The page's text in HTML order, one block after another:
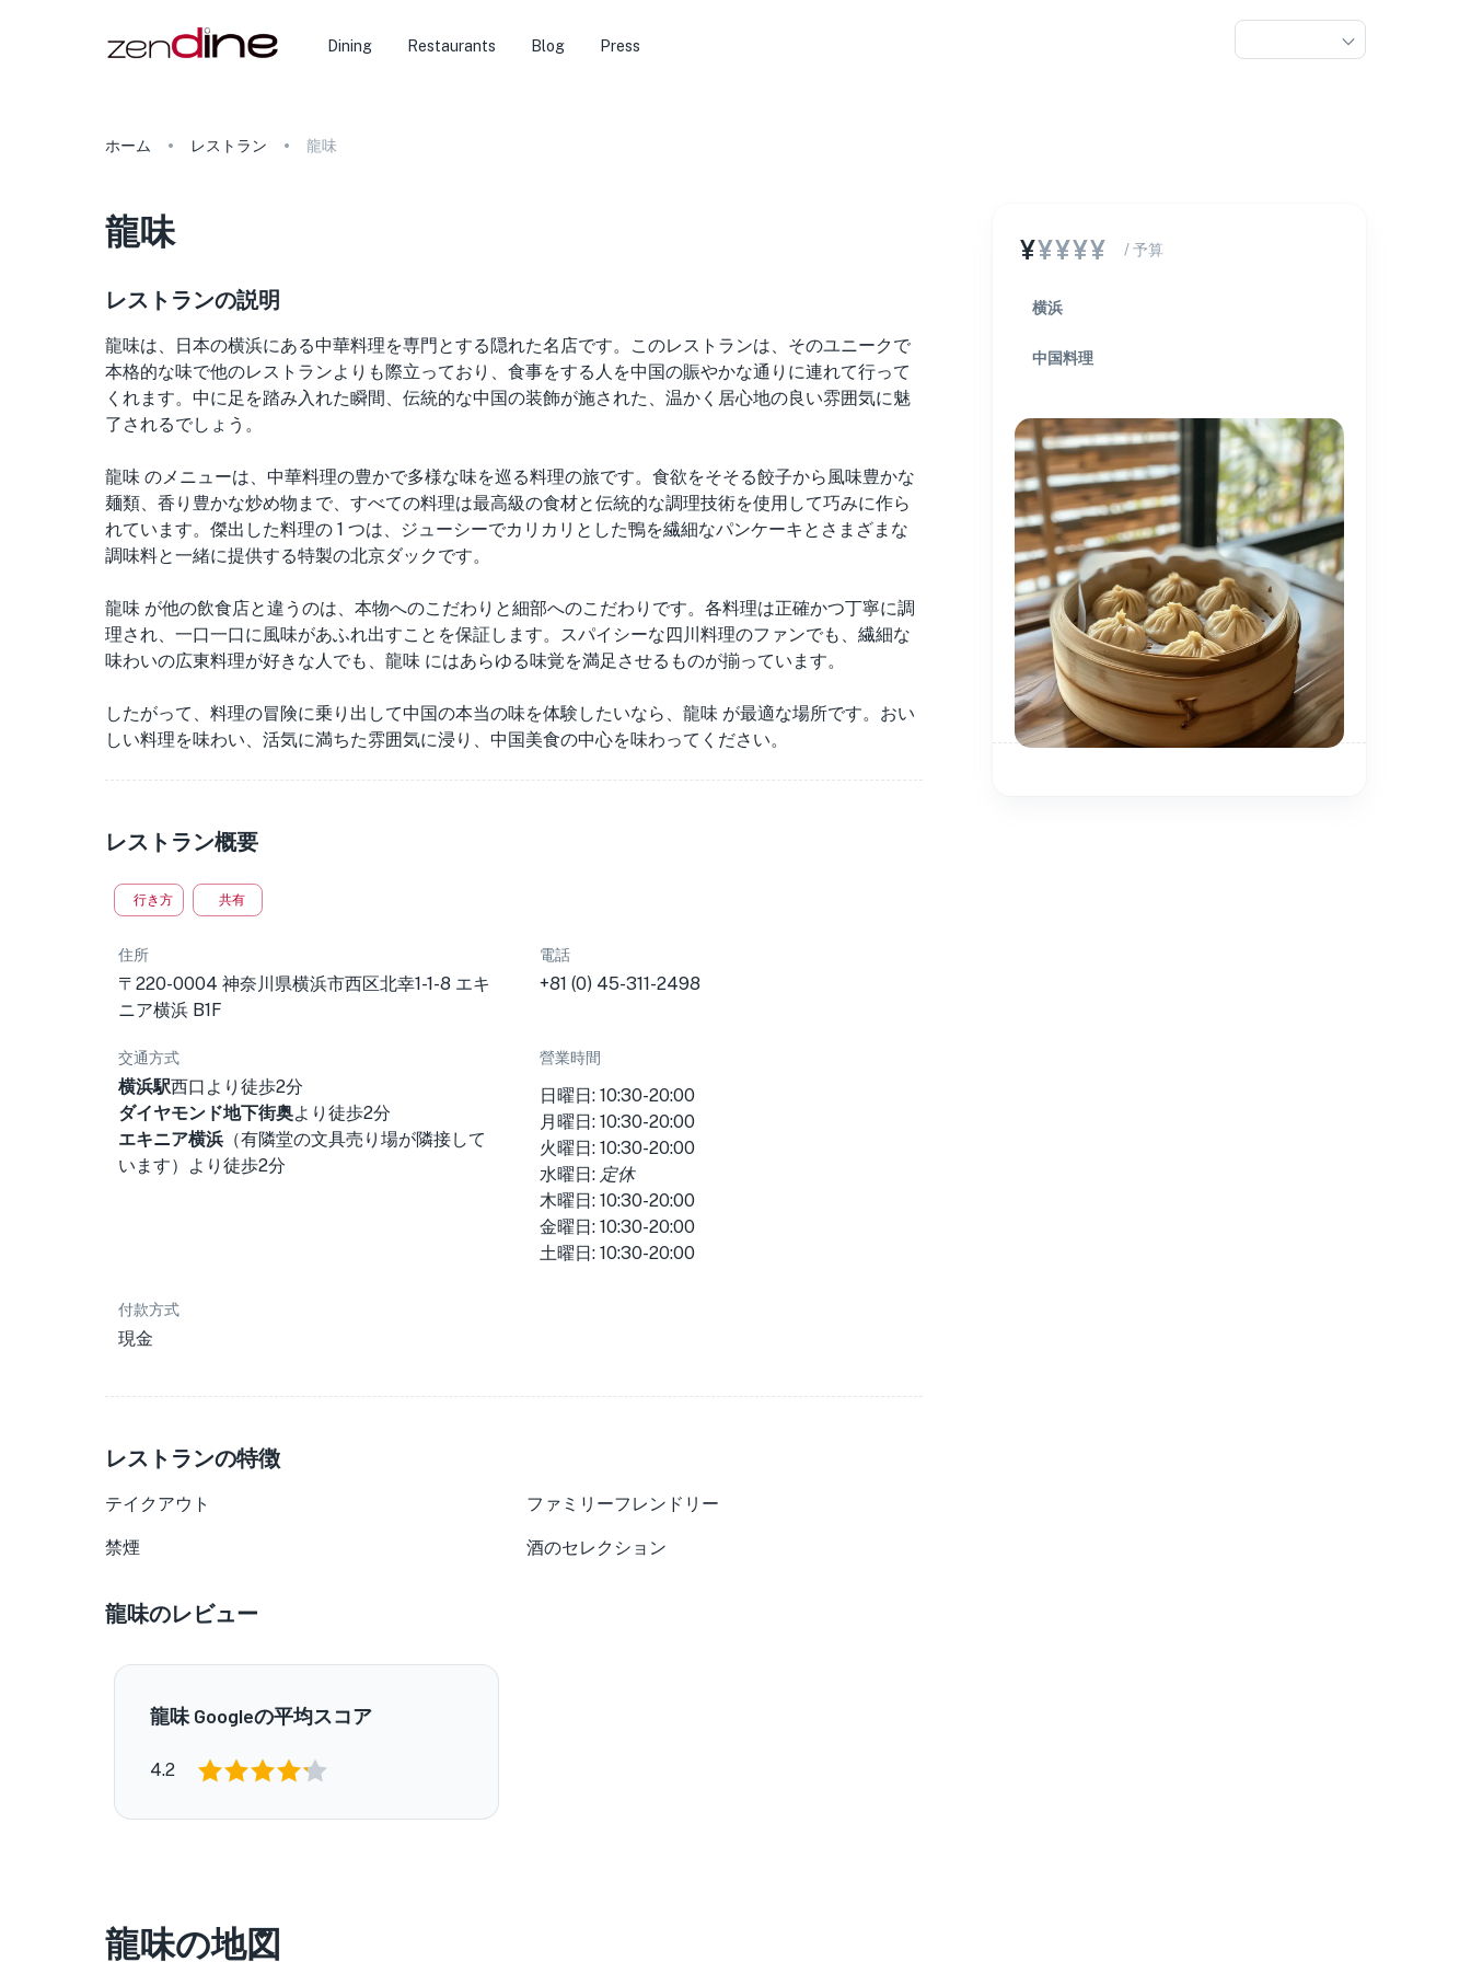
Dining Restaurants Blog Press
ホーム レストラン 龍味
龍味
レストランの説明
龍味は、日本の横浜にある中華料理を専門とする隠れた名店です。このレストランは、そのユニークで
本格的な味で他のレストランよりも際立っており、食事をする人を中国の賑やかな通りに連れて行って
くれます。中に足を踏み入れた瞬間、伝統的な中国の装飾が施された、温かく居心地の良い雰囲気に魅
了されるでしょう。
龍味 のメニューは、中華料理の豊かで多様な味を巡る料理の旅です。食欲をそそる餃子から風味豊かな
麺類、香り豊かな炒め物まで、すべての料理は最高級の食材と伝統的な調理技術を使用して巧みに作ら
れています。傑出した料理の 1 つは、ジューシーでカリカリとした鴨を繊細なパンケーキとさまざまな
調味料と一緒に提供する特製の北京ダックです。
龍味 が他の飲食店と違うのは、本物へのこだわりと細部へのこだわりです。各料理は正確かつ丁寧に調
理され、一口一口に風味があふれ出すことを保証します。スパイシーな四川料理のファンでも、繊細な
味わいの広東料理が好きな人でも、龍味 にはあらゆる味覚を満足させるものが揃っています。
したがって、料理の冒険に乗り出して中国の本当の味を体験したいなら、龍味 が最適な場所です。おい
しい料理を味わい、活気に満ちた雰囲気に浸り、中国美食の中心を味わってください。
レストラン概要
行き方 共有
住所
〒220-0004 神奈川県横浜市西区北幸1-1-8 エキ
ニア横浜 B1F
電話
+81 (0) 45-311-2498
交通方式
横浜駅西口より徒歩2分
ダイヤモンド地下街奥より徒歩2分
エキニア横浜 （有隣堂の文具売り場が隣接して
います）より徒歩2分
營業時間
日曜日: 10:30-20:00
月曜日: 10:30-20:00
火曜日: 10:30-20:00
水曜日: 定休
木曜日: 10:30-20:00
金曜日: 10:30-20:00
土曜日: 10:30-20:00
付款方式
現金
レストランの特徴
テイクアウト ファミリーフレンドリー
禁煙 酒のセレクション
¥¥¥¥¥ / 予算
横浜
中国料理
龍味のレビュー
龍味 Googleの平均スコア
4.2
龍味の地図